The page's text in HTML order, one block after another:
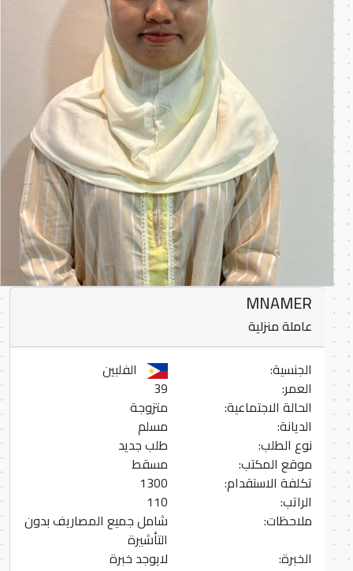
MNAMER
عاملة منزلية
الجنسية:
الفلبين
العمر:
الحالة الاجتماعية:
متزوجة
الديانة:
مسلم
نوع الطلب:
طلب جديد
موقع المكتب:
مسقط
تكلفة الاستقدام:
1300
الراتب:
110
ملاحظات:
شامل جميع المصاريف بدون
التأشيرة
الخبرة:
لايوجد خبرة